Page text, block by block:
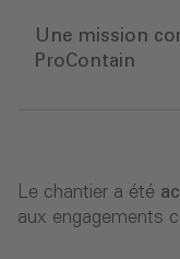
Une mission
ProContain
Le chantier a été
aux engagements